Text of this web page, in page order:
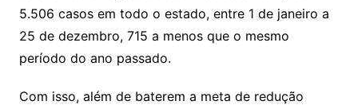
5.506 casos em todo o estado, entre 1 de janeiro a
25 de dezembro, 715 a menos que o mesmo
período do ano passado.
Com isso, além de baterem a meta de redução